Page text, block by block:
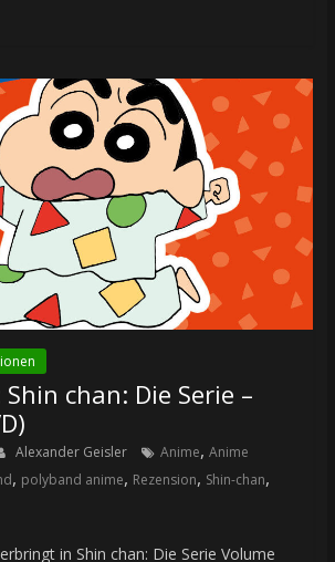
Shin chan: Die Serie –
Alexander Geisler Anime, Anime
, polyband anime, Rezension, Shin-chan,
in Shin chan: Die Serie Volume